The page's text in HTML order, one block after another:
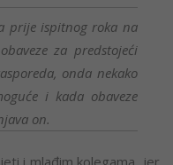
prije ispitnog roka na
za predstojeći
onda nekako
i kada obaveze
on.
i mlađim kolegama, jer